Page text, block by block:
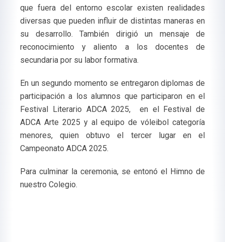
que fuera del entorno escolar existen realidades
diversas que pueden influir de distintas maneras en
su desarrollo. También dirigió un mensaje de
reconocimiento y aliento a los docentes de
secundaria por su labor formativa.
En un segundo momento se entregaron diplomas de
participación a los alumnos que participaron en el
Festival Literario ADCA 2025, en el Festival de
ADCA Arte 2025 y al equipo de vóleibol categoría
menores, quien obtuvo el tercer lugar en el
Campeonato ADCA 2025.
Para culminar la ceremonia, se entonó el Himno de
nuestro Colegio.